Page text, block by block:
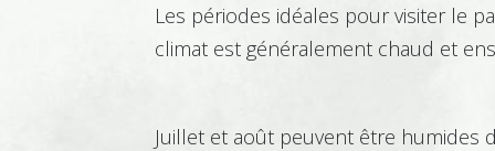
Coiffure - Esthétique
Les périodes idéales pour visiter le
climat est généralement chaud et
Juillet et août peuvent être humides